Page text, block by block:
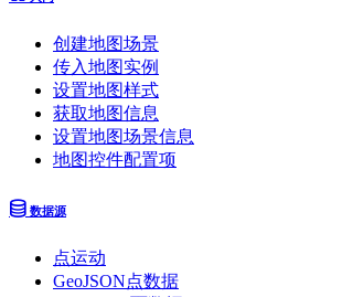
创建地图场景
传入地图实例
设置地图样式
获取地图信息
设置地图场景信息
地图控件配置项
数据源
点运动
GeoJSON点数据